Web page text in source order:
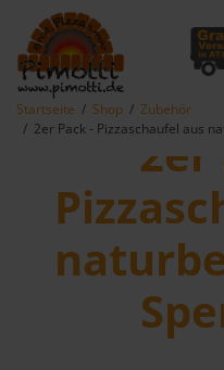
Startseite Shop
Zubehör
2er Pack - Pizzaschaufel aus
2er